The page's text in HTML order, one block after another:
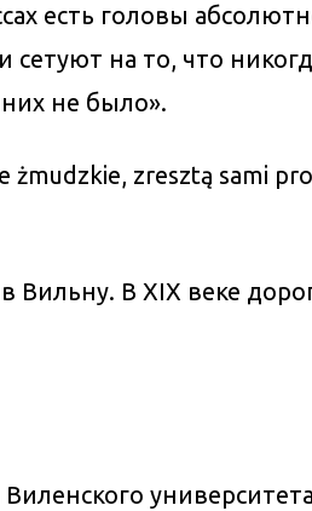
есть головы
на то, что
не было».
żmudzkie, zresztą sami
В XIX веке
университета